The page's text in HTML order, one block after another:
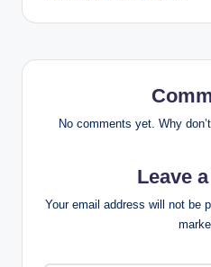
No comments yet. Why
Leave
Your email address will not be